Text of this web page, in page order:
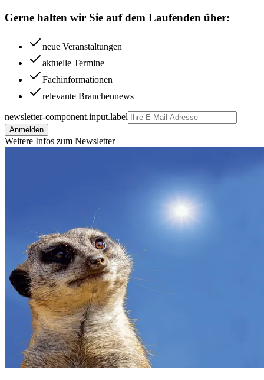
Gerne halten wir Sie auf dem Laufenden über:
neue Veranstaltungen
aktuelle Termine
Fachinformationen
relevante Branchennews
newsletter-component.input.label
Anmelden
Weitere Infos zum Newsletter